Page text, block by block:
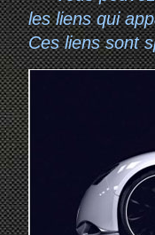
les liens qui
Ces liens sont